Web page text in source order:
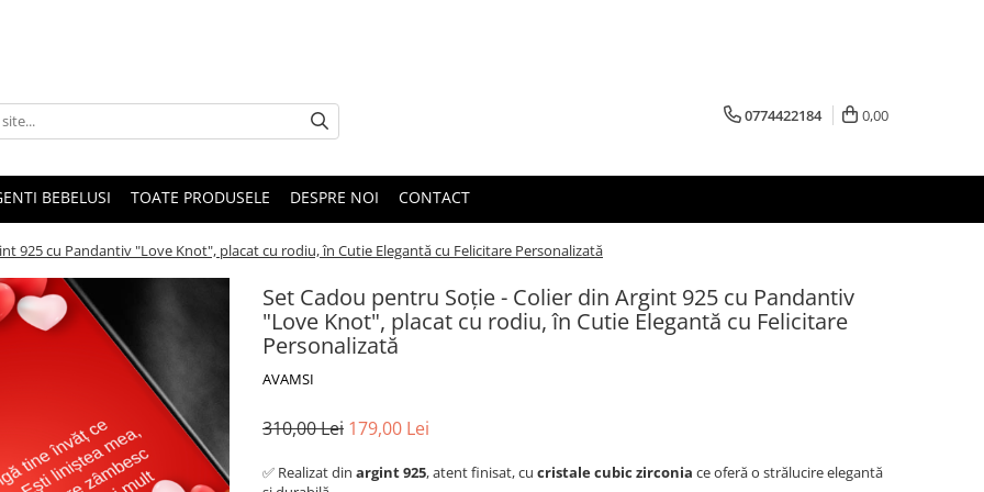
0774422184 0,00
BEBELUSI TOATE PRODUSELE DESPRE NOI CONTACT
925 cu Pandantiv "Love Knot", placat cu rodiu, în Cutie Elegantă cu Felicitare Personalizată
Set Cadou pentru Soție - Colier din Argint 925 cu Pandantiv
"Love Knot", placat cu rodiu, în Cutie Elegantă cu Felicitare
Personalizată
AVAMSI
310,00 Lei 179,00 Lei
✅ Realizat din argint 925, atent finisat, cu cristale cubic zirconia ce oferă o strălucire elegantă